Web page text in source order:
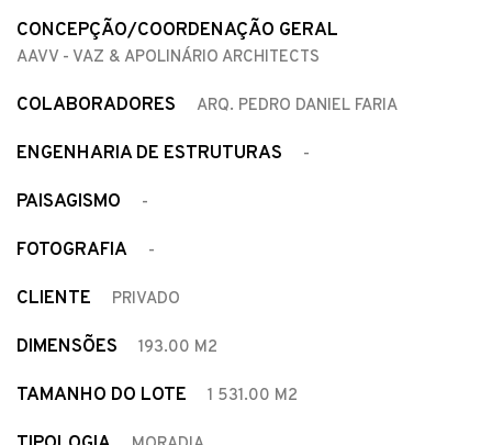
CONCEPÇÃO/COORDENAÇÃO GERAL
AAVV - VAZ & APOLINÁRIO ARCHITECTS
COLABORADORES ARQ. PEDRO DANIEL FARIA
ENGENHARIA DE ESTRUTURAS -
PAISAGISMO -
FOTOGRAFIA -
CLIENTE PRIVADO
DIMENSÕES 193.00 M2
TAMANHO DO LOTE 1 531.00 M2